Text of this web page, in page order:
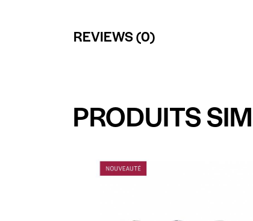
REVIEWS (0)
PRODUITS